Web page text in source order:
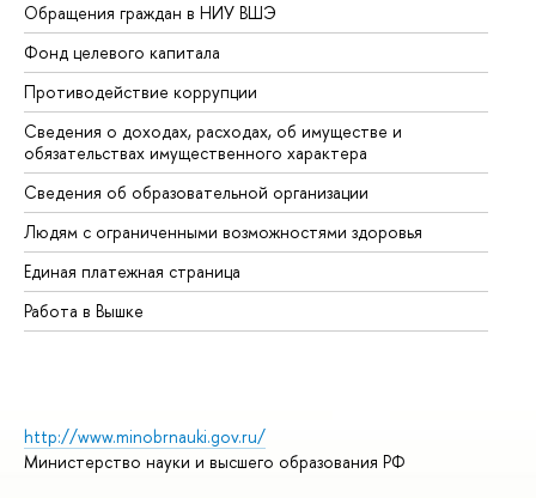
Обращения граждан в НИУ ВШЭ
Фонд целевого капитала
Противодействие коррупции
Сведения о доходах, расходах, об имуществе и
обязательствах имущественного характера
Сведения об образовательной организации
Людям с ограниченными возможностями здоровья
Единая платежная страница
Работа в Вышке
http://www.minobrnauki.gov.ru/
Министерство науки и высшего образования РФ